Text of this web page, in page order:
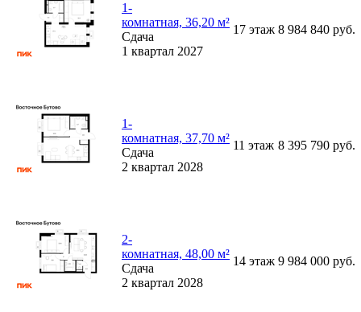
1-
комнатная, 36,20 м²
Сдача
1 квартал 2027
17 этаж 8 984 840 руб.
1-
комнатная, 37,70 м²
Сдача
2 квартал 2028
11 этаж 8 395 790 руб.
2-
комнатная, 48,00 м²
Сдача
2 квартал 2028
14 этаж 9 984 000 руб.